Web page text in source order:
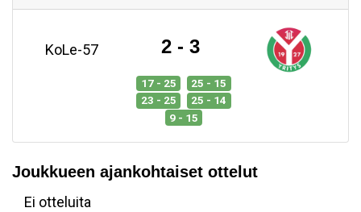
KoLe-57 2 - 3
17 - 25
25 - 15
23 - 25
25 - 14
9 - 15
Joukkueen ajankohtaiset ottelut
Ei otteluita